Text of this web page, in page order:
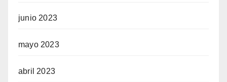
junio 2023
mayo 2023
abril 2023